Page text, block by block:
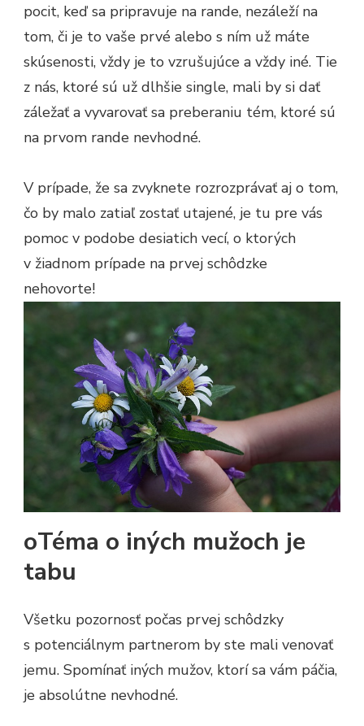
pocit, keď sa pripravuje na rande, nezáleží na
tom, či je to vaše prvé alebo s ním už máte
skúsenosti, vždy je to vzrušujúce a vždy iné. Tie
z nás, ktoré sú už dlhšie single, mali by si dať
záležať a vyvarovať sa preberaniu tém, ktoré sú
na prvom rande nevhodné.
V prípade, že sa zvyknete rozrozprávať aj o tom,
čo by malo zatiaľ zostať utajené, je tu pre vás
pomoc v podobe desiatich vecí, o ktorých
v žiadnom prípade na prvej schôdzke
nehovorte!
oTéma o iných mužoch je
tabu
Všetku pozornosť počas prvej schôdzky
s potenciálnym partnerom by ste mali venovať
jemu. Spomínať iných mužov, ktorí sa vám páčia,
je absolútne nevhodné.